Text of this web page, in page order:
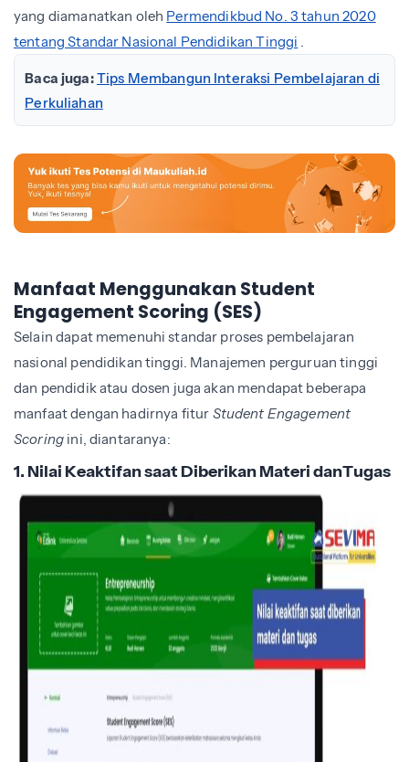
yang diamanatkan oleh Permendikbud No. 3 tahun 2020
tentang Standar Nasional Pendidikan Tinggi .
Baca juga:Tips Membangun Interaksi Pembelajaran di
Perkuliahan
Manfaat Menggunakan Student
Engagement Scoring (SES)
Selain dapat memenuhi standar proses pembelajaran
nasional pendidikan tinggi. Manajemen perguruan tinggi
dan pendidik atau dosen juga akan mendapat beberapa
manfaat dengan hadirnya fitur Student Engagement
Scoring ini, diantaranya:
1. Nilai Keaktifan saat Diberikan Materi danTugas